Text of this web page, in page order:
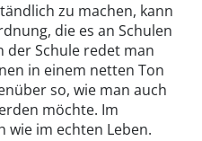
zu machen, kann
die es an Schulen
der Schule redet man
in einem netten Ton
so, wie man auch
möchte. Im
wie im echten Leben.